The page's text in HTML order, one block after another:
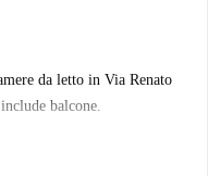
da letto in Via Renato
balcone.